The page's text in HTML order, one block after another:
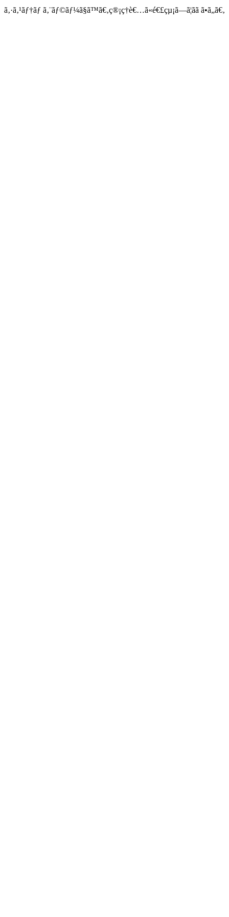
ã‚·ã‚¹ãƒ†ãƒ ã‚¨ãƒ©ãƒ¼ã§ã™ã€‚ç®¡ç†è€…ã«é€£çµ¡ã—ã¦ãã ã•ã„ã€‚